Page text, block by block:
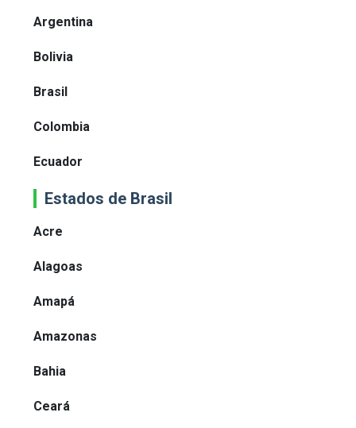
Argentina
Bolivia
Brasil
Colombia
Ecuador
Estados de Brasil
Acre
Alagoas
Amapá
Amazonas
Bahia
Ceará